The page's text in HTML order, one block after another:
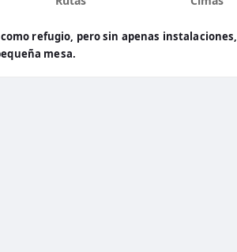
refugio, pero sin apenas instalaciones,
mesa.